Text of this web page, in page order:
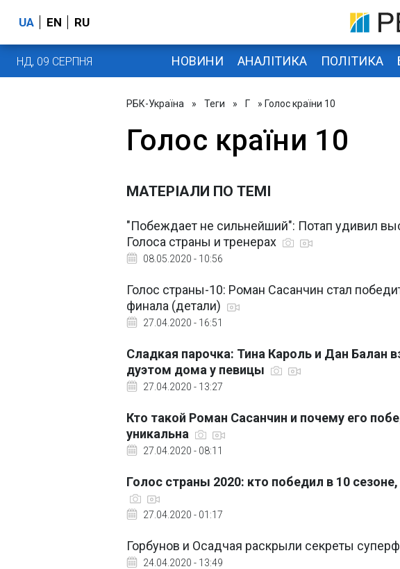
UA EN RU
НД, 09 СЕРПНЯ НОВИНИ АНАЛІТИКА ПОЛІТИКА
РБК-Україна » Теги » Г » Голос країни 10
Голос країни 10
МАТЕРІАЛИ ПО ТЕМІ
"Побеждает не сильнейший": Потап удивил
Голоса страны и тренерах
08.05.2020 - 10:56
Голос страны-10: Роман Сасанчин стал
финала (детали)
27.04.2020 - 16:51
Сладкая парочка: Тина Кароль и Дан Балан
дуэтом дома у певицы
27.04.2020 - 13:27
Кто такой Роман Сасанчин и почему его
уникальна
27.04.2020 - 08:11
Голос страны 2020: кто победил в 10
27.04.2020 - 01:17
Горбунов и Осадчая раскрыли секреты
24.04.2020 - 13:49